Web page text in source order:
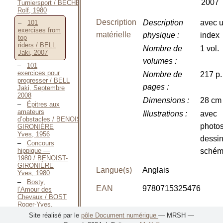
Turniersport / BECHER
Rolf, 1980
101
exercises from
top
riders / BELL
Jaki, 2007
101
exercices pour
progresser / BELL
Jaki, Septembre
2008
Épitres aux
amateurs
d’obstacles / BENOIST-
GIRONIÈRE
Yves, 1956
Concours
hippique —
1980 / BENOIST-
GIRONIÈRE
Yves, 1980
Bosty,
l’Amour des
Chevaux / BOST
Roger-Yves,
Novembre 2014
2007
Description
matérielle
Description
physique:
avec
index
Nombre de
volumes:
1 vol.
Nombre de
pages:
217 p.
Dimensions:
28 cm
Illustrations:
avec
Langue(s) Anglais
EAN 9780715325476
Présentation du contenu
Site réalisé par le pôle Document numérique — MRSH —